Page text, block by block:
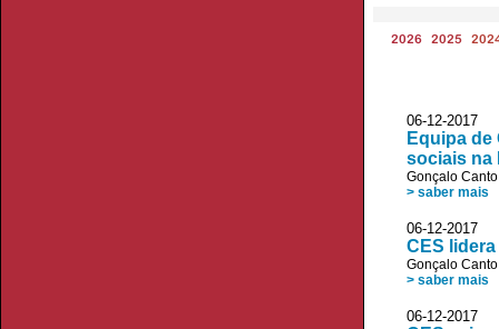
2026 2025
06-12-2017
Equipa
sociais na
Gonçalo
> saber mais
06-12-
CES
Gonçalo
> saber mais
06-12-2017